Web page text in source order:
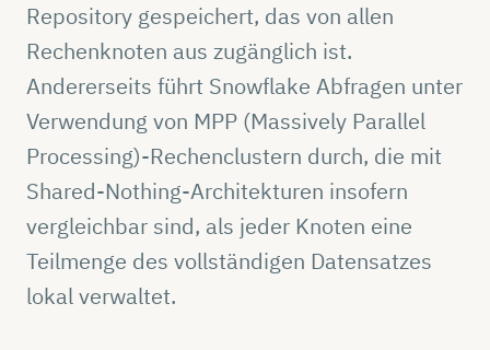
Repository gespeichert, das von allen
Rechenknoten aus zugänglich ist.
Andererseits führt Snowflake Abfragen unter
Verwendung von MPP (Massively Parallel
Processing)-Rechenclustern durch, die mit
Shared-Nothing-Architekturen insofern
vergleichbar sind, als jeder Knoten eine
Teilmenge des vollständigen Datensatzes
lokal verwaltet.